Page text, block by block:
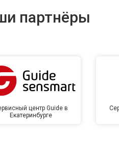
партнёры
центр Guide в
Екатеринбурге